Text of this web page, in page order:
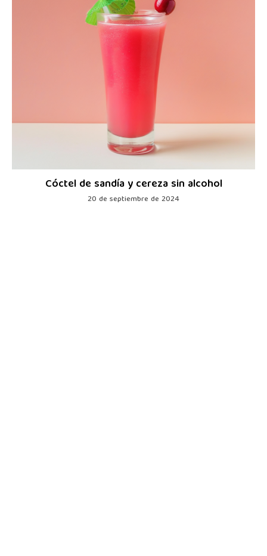
Cóctel de sandía y cereza sin alcohol
20 de septiembre de 2024